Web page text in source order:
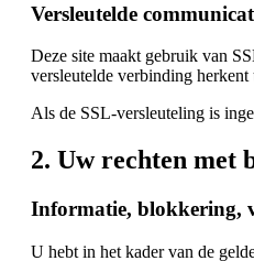
Versleutelde
Deze site maakt gebruik van
versleutelde verbinding
Als de SSL-versleuteling is
2. Uw rechten met
Informatie, blokkering,
U hebt in het kader van de